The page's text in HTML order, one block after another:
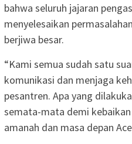
bahwa seluruh jajaran
menyelesaikan
berjiwa besar.
“Kami semua sudah satu
komunikasi dan menjaga
pesantren. Apa yang
semata-mata demi
amanah dan masa depan